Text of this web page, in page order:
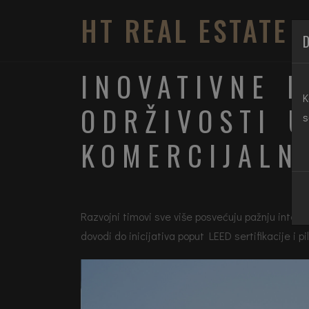
HT REAL ESTATE
INOVATIVNE
ODRŽIVOSTI U
Razvojni timovi sve više posvećuju pažnju
dovodi do inicijativa poput LEED sertifikacije i